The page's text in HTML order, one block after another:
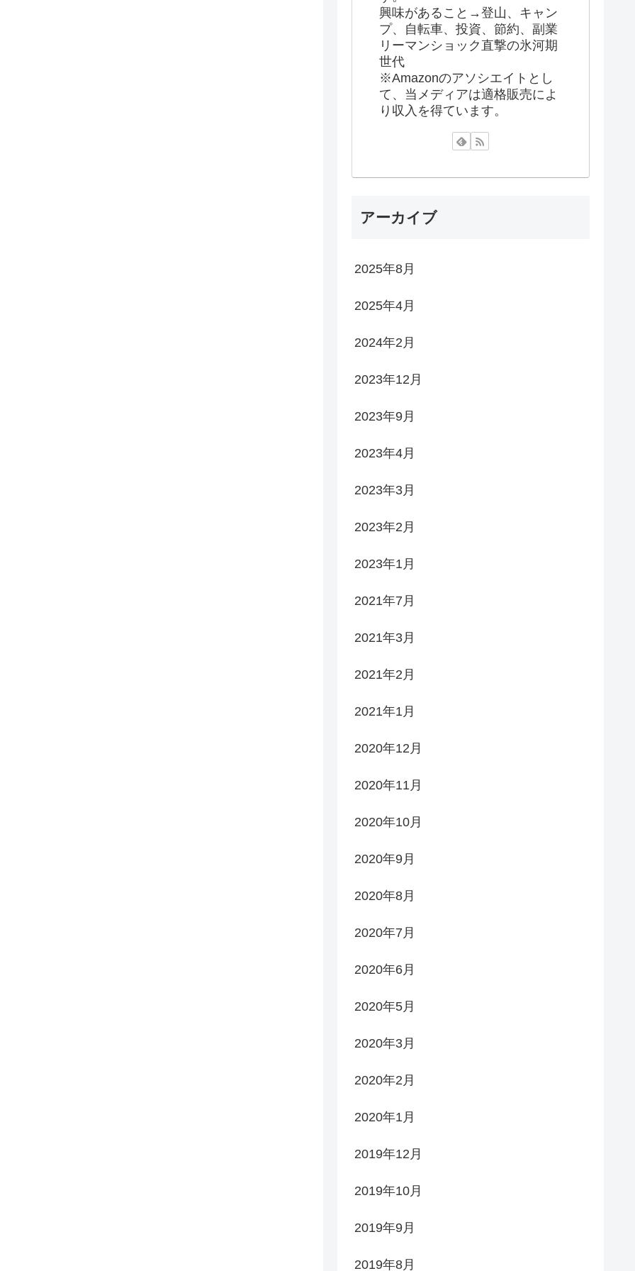
興味があること→登山、キャン
プ、自転車、投資、節約、副業
リーマンショック直撃の氷河期
世代
※Amazonのアソシエイトとし
て、当メディアは適格販売によ
り収入を得ています。
アーカイブ
2025年8月
2025年4月
2024年2月
2023年12月
2023年9月
2023年4月
2023年3月
2023年2月
2023年1月
2021年7月
2021年3月
2021年2月
2021年1月
2020年12月
2020年11月
2020年10月
2020年9月
2020年8月
2020年7月
2020年6月
2020年5月
2020年3月
2020年2月
2020年1月
2019年12月
2019年10月
2019年9月
2019年8月